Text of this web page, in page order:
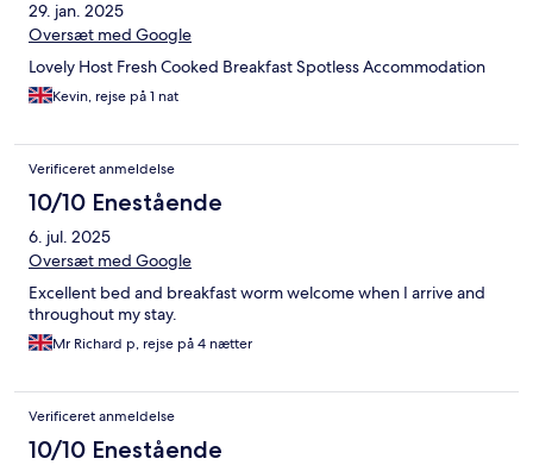
29. jan. 2025
Oversæt med Google
Lovely Host Fresh Cooked Breakfast Spotless Accommodation
Kevin, rejse på 1 nat
Verificeret anmeldelse
10/10 Enestående
6. jul. 2025
Oversæt med Google
Excellent bed and breakfast worm welcome when I arrive and
throughout my stay.
Mr Richard p, rejse på 4 nætter
Verificeret anmeldelse
10/10 Enestående